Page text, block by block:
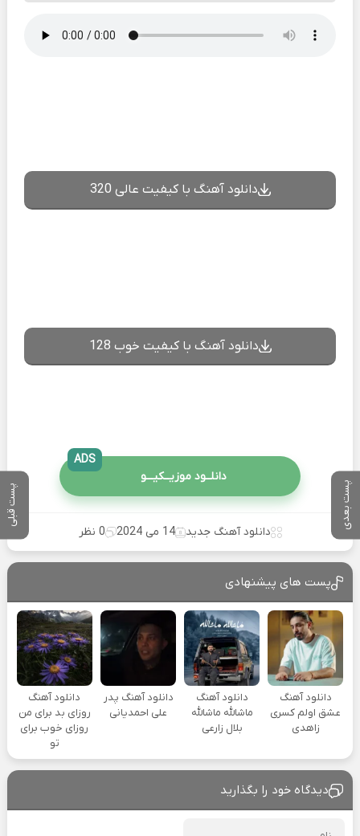
پست بعدی پست قبلی
دانلود آهنگ با کیفیت عالی 320
دانلود آهنگ با کیفیت خوب 128
دانلــود موزیــکیـــو
ADS
دانلود آهنگ جدید 14 می 2024 0 نظر
پست های پیشنهادی
دانلود آهنگ
عشق اولم کسری
زاهدی
دانلود آهنگ
ماشالله ماشالله
بلال زارعی
دانلود آهنگ پدر
علی احمدیانی
دانلود آهنگ
روزای بد برای من
روزای خوب برای
تو
دیدگاه خود را بگذارید